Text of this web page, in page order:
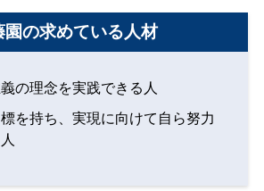
園の求めている人材
の理念を実践できる人
を持ち、実現に向けて自ら努力